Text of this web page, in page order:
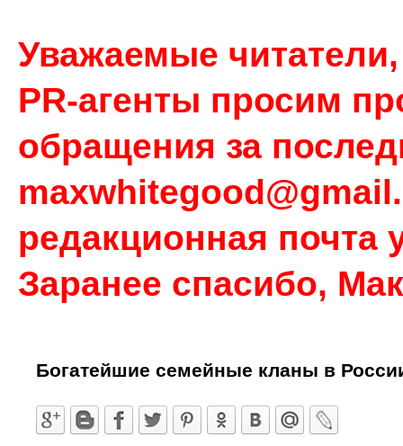
Уважаемые
PR-агенты просим
обращения за
редакционная почта
Заранее спасибо,
Богатейшие семейные кланы в